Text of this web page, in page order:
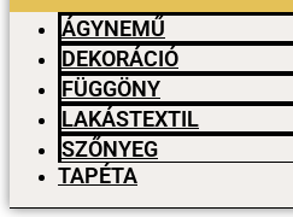
ÁGYNEMŰ
DEKORÁCIÓ
FÜGGÖNY
LAKÁSTEXTIL
SZŐNYEG
TAPÉTA